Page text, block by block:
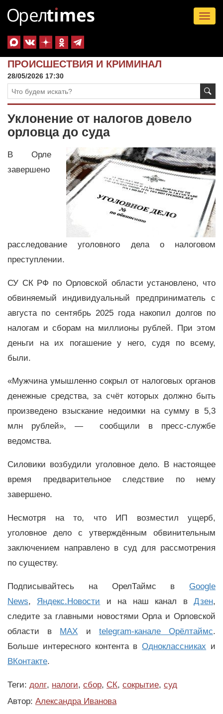
ПРОИСШЕСТВИЯ И КРИМИНАЛ
28/05/2026 17:30
Уклонение от налогов довело
орловца до суда
В Орле
завершено
расследование уголовного дела о налоговом
преступлении.
СУ СК РФ по Орловской области установлено, что
обвиняемый индивидуальный предприниматель с
августа по сентябрь 2025 года накопил долгов по
налогам и сборам на миллионы рублей. При этом
деньги на их погашение у него, судя по всему,
были.
«Мужчина умышленно сокрыл от налоговых органов
денежные средства, за счёт которых должно быть
произведено взыскание недоимки на сумму в 5,3
млн рублей», — сообщили в пресс-службе
ведомства.
Силовики возбудили уголовное дело. В настоящее
время предварительное следствие по нему
завершено.
Несмотря на то, что ИП возместил ущерб,
уголовное дело с утверждённым обвинительным
заключением направлено в суд для рассмотрения
по существу.
Подписывайтесь на ОрелТаймс в Google
News, Яндекс.Новости и на наш канал вДзен,
следите за главными новостями Орла и Орловской
области в MAX и telegram-канале Орёлтаймс.
Больше интересного контента вОдноклассниках и
ВКонтакте.
Теги: долг, налоги, сбор, СК, сокрытие, суд
Автор: Александра Иванова